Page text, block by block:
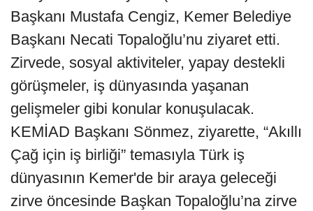
Başkanı Mustafa Cengiz, Kemer Belediye
Başkanı Necati Topaloğlu’nu ziyaret etti.
Zirvede, sosyal aktiviteler, yapay destekli
görüşmeler, iş dünyasında yaşanan
gelişmeler gibi konular konuşulacak.
KEMİAD Başkanı Sönmez, ziyarette, “Akıllı
Çağ için iş birliği” temasıyla Türk iş
dünyasının Kemer'de bir araya geleceği
zirve öncesinde Başkan Topaloğlu’na zirve